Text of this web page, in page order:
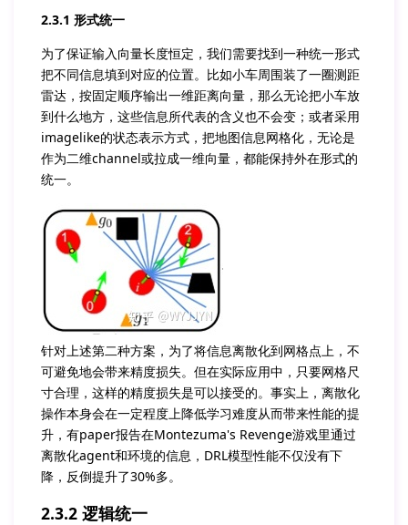
2.3.1 形式统一
为了保证输入向量长度恒定，我们需要找到一种统一形式
把不同信息填到对应的位置。比如小车周围装了一圈测距
雷达，按固定顺序输出一维距离向量，那么无论把小车放
到什么地方，这些信息所代表的含义也不会变；或者采用
imagelike的状态表示方式，把地图信息网格化，无论是
作为二维channel或拉成一维向量，都能保持外在形式的
统一。
针对上述第二种方案，为了将信息离散化到网格点上，不
可避免地会带来精度损失。但在实际应用中，只要网格尺
寸合理，这样的精度损失是可以接受的。事实上，离散化
操作本身会在一定程度上降低学习难度从而带来性能的提
升，有paper报告在Montezuma's Revenge游戏里通过
离散化agent和环境的信息，DRL模型性能不仅没有下
降，反倒提升了30%多。
2.3.2 逻辑统一